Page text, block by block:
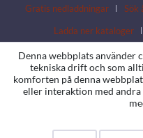
Gratis nedladdningar Sök
Ladda ner kataloger
Denna webbplats använder
tekniska drift och som
komforten på denna
eller interaktion med